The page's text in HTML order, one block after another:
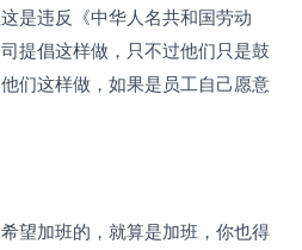
是违反《中华人名共和国劳动
提倡这样做，只不过他们只是鼓
们这样做，如果是员工自己愿意
加班的，就算是加班，你也得